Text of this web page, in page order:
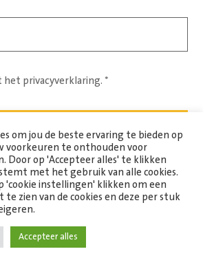
het privacyverklaring. *
Werkt © 2026
om jou de beste ervaring te bieden op
voorkeuren te onthouden voor
Door op 'Accepteer alles' te klikken
met het gebruik van alle cookies.
'cookie instellingen' klikken om een
zien van de cookies en deze per stuk
Accepteer alles